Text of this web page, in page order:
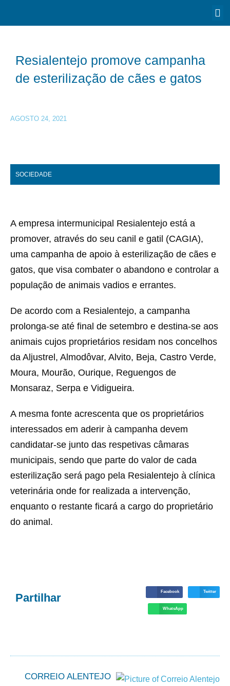
Resialentejo promove campanha
de esterilização de cães e gatos
AGOSTO 24, 2021
SOCIEDADE
A empresa intermunicipal Resialentejo está a
promover, através do seu canil e gatil (CAGIA),
uma campanha de apoio à esterilização de cães e
gatos, que visa combater o abandono e controlar a
população de animais vadios e errantes.
De acordo com a Resialentejo, a campanha
prolonga-se até final de setembro e destina-se aos
animais cujos proprietários residam nos concelhos
da Aljustrel, Almodôvar, Alvito, Beja, Castro Verde,
Moura, Mourão, Ourique, Reguengos de
Monsaraz, Serpa e Vidigueira.
A mesma fonte acrescenta que os proprietários
interessados em aderir à campanha devem
candidatar-se junto das respetivas câmaras
municipais, sendo que parte do valor de cada
esterilização será pago pela Resialentejo à clínica
veterinária onde for realizada a intervenção,
enquanto o restante ficará a cargo do proprietário
do animal.
Partilhar Facebook Twitter
WhatsApp
CORREIO ALENTEJO